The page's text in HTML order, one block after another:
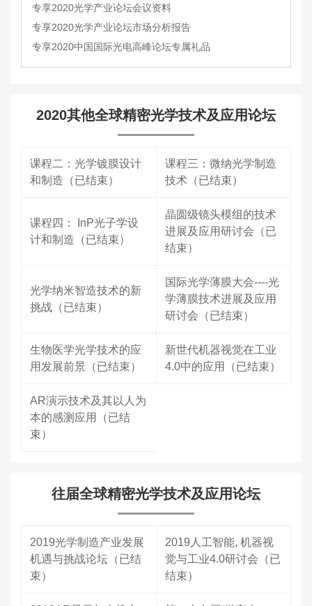
专享2020光学产业论坛会议资料
专享2020光学产业论坛市场分析报告
专享2020中国国际光电高峰论坛专属礼品
2020其他全球精密光学技术及应用论坛
课程二：光学镀膜设计
和制造（已结束）
课程三：微纳光学制造
技术（已结束）
课程四： InP光子学设
计和制造（已结束）
晶圆级镜头模组的技术
进展及应用研讨会（已
结束）
光学纳米智造技术的新
挑战（已结束）
国际光学薄膜大会----光
学薄膜技术进展及应用
研讨会（已结束）
生物医学光学技术的应
用发展前景（已结束）
新世代机器视觉在工业
4.0中的应用（已结束）
AR演示技术及其以人为
本的感测应用（已结
束）
往届全球精密光学技术及应用论坛
2019光学制造产业发展
机遇与挑战论坛（已结
束）
2019人工智能, 机器视
觉与工业4.0研讨会（已
结束）